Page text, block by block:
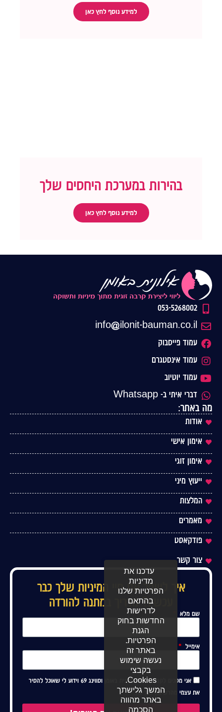
למידע נוסף לחץ כאן
בהירות במערכת היחסים שלך
למידע נוסף לחץ כאן
053-5268002
info@ilonit-bauman.co.il
עמוד פייסבוק
עמוד אינסטגרם
עמוד יוטיוב
דברי איתי ב- Whatsapp
מה באתר:
אודות
אימון אישי
אימון זוגי
ייעוץ מיני
המלצות
מאמרים
פודקאסט
צור קשר
איך לשפר את חיי המיניות שלך כבר
עכשיו? מדריך במתנה להורדה
שם מלא
אימייל
אני מסכים לקבל דיוור מאילונית באומן וסווינג 69 וידוע לי שאוכל להסיר
את עצמי מהרשימה בכל עת.
עדכנו את
מדיניות
הפרטיות שלנו
בהתאם
לדרישות
החדשות בחוק
הגנת
הפרטיות.
באתר זה
נעשה שימוש
בקבצי
Cookies.
המשך גלישתך
באתר מהווה
הסכמה